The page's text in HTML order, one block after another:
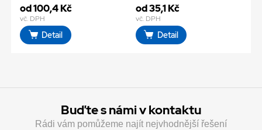
od 100,4 Kč
vč. DPH
Detail
od 35,1 Kč
vč. DPH
Detail
Buďte s námi v kontaktu
Rádi vám pomůžeme najít nejvhodnější řešení